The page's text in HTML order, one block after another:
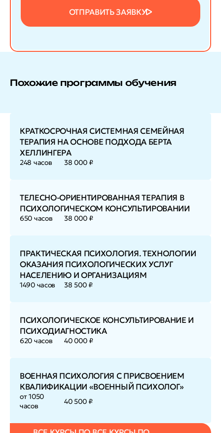
ОТПРАВИТЬ ЗАЯВКУ
Похожие программы обучения
КРАТКОСРОЧНАЯ СИСТЕМНАЯ СЕМЕЙНАЯ
ТЕРАПИЯ НА ОСНОВЕ ПОДХОДА БЕРТА
ХЕЛЛИНГЕРА
248 часов 38 000 ₽
ТЕЛЕСНО-ОРИЕНТИРОВАННАЯ ТЕРАПИЯ В
ПСИХОЛОГИЧЕСКОМ КОНСУЛЬТИРОВАНИИ
650 часов 38 000 ₽
ПРАКТИЧЕСКАЯ ПСИХОЛОГИЯ. ТЕХНОЛОГИИ
ОКАЗАНИЯ ПСИХОЛОГИЧЕСКИХ УСЛУГ
НАСЕЛЕНИЮ И ОРГАНИЗАЦИЯМ
1490 часов 38 500 ₽
ПСИХОЛОГИЧЕСКОЕ КОНСУЛЬТИРОВАНИЕ И
ПСИХОДИАГНОСТИКА
620 часов 40 000 ₽
ВОЕННАЯ ПСИХОЛОГИЯ С ПРИСВОЕНИЕМ
КВАЛИФИКАЦИИ «ВОЕННЫЙ ПСИХОЛОГ»
от 1050
часов
40 500 ₽